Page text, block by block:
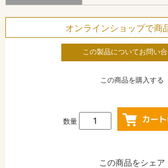
オンラインショップで商
この製品についてお問い
この商品を購入する
数量
この商品をシェア